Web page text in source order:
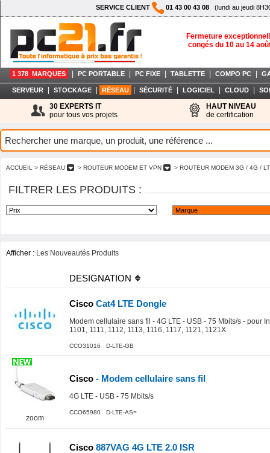
SERVICE CLIENT 01 43 00 43 08 (lundi au jeudi
Fermeture
congés du 10 au 14
1 378 MARQUES PC PORTABLE PC FIXE TABLETTE COMPO PC
SERVEUR STOCKAGE RÉSEAU SÉCURITÉ LOGICIEL CLOUD
30 EXPERTS IT
pour tous vos projets
HAUT NIVEAU
de certification
ACCUEIL > RÉSEAU > ROUTEUR MODEM ET VPN > ROUTEUR MODEM 3G / 4G /
FILTRER LES PRODUITS :
Afficher : Les Nouveautés Produits
DESIGNATION
Cisco Cat4 LTE Dongle
Modem cellulaire sans fil - 4G LTE - USB - 75 Mbits/s - pour
1101, 1111, 1112, 1113, 1116, 1117, 1121, 1121X
CCO31016 D-LTE-GB
zoom
Cisco - Modem cellulaire sans fil
4G LTE - USB - 75 Mbits/s
CCO65980 D-LTE-AS=
Cisco 887VAG 4G LTE 2.0 ISR